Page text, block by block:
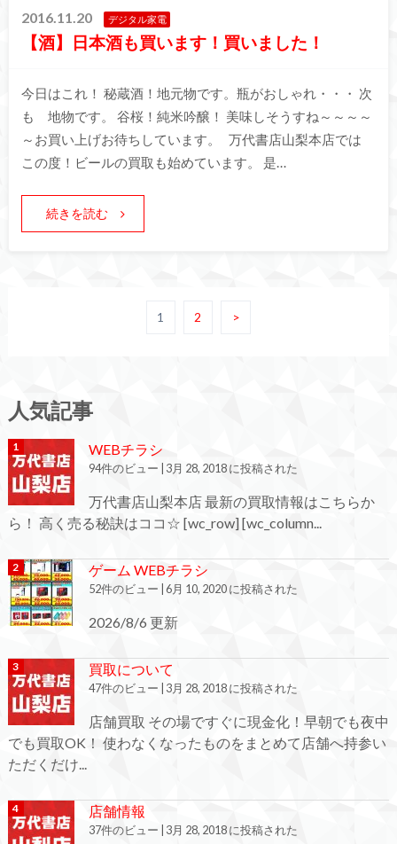
2016.11.20 デジタル家電
【酒】日本酒も買います！買いました！
今日はこれ！ 秘蔵酒！地元物です。瓶がおしゃれ・・・ 次
も 地物です。 谷桜！純米吟醸！ 美味しそうすね～～～～
～お買い上げお待ちしています。 万代書店山梨本店では
この度！ビールの買取も始めています。 是…
続きを読む
1 2 >
人気記事
WEBチラシ
94件のビュー 3月 28, 2018 に投稿された
万代書店山梨本店 最新の買取情報はこちらか
ら！ 高く売る秘訣はココ☆ [wc_row] [wc_column...
ゲーム WEBチラシ
52件のビュー 6月 10, 2020 に投稿された
2026/8/6 更新
買取について
47件のビュー 3月 28, 2018 に投稿された
店舗買取 その場ですぐに現金化！早朝でも夜中
でも買取OK！ 使わなくなったものをまとめて店舗へ持参い
ただくだけ...
店舗情報
37件のビュー 3月 28, 2018 に投稿された